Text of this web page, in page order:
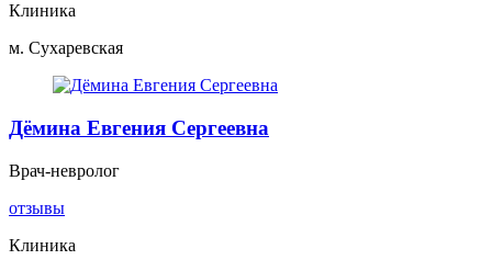
Клиника
м. Сухаревская
Дёмина Евгения Сергеевна
Врач-невролог
отзывы
Клиника